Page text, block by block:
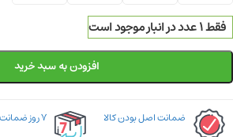
فقط 1 عدد در انبار موجود است
افزودن به سبد خرید
ضمانت اصل بودن کالا ۷ روز ضمانت بازگشت